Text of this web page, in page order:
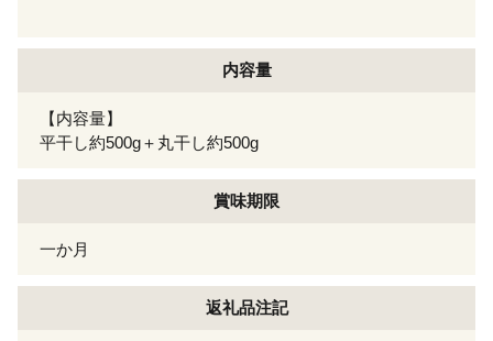
内容量
【内容量】
平干し約500g＋丸干し約500g
賞味期限
一か月
返礼品注記